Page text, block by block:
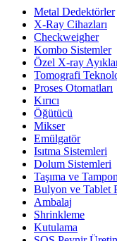
Metal Dedektörler
X-Ray Cihazları
Checkweigher
Kombo Sistemler
Özel X-ray
Tomografi
Proses Otomatları
Kırıcı
Öğütücü
Mikser
Emülgatör
Isıtma Sistemleri
Dolum Sistemleri
Taşıma ve
Bulyon ve Tablet
Ambalaj
Shrinkleme
Kutulama